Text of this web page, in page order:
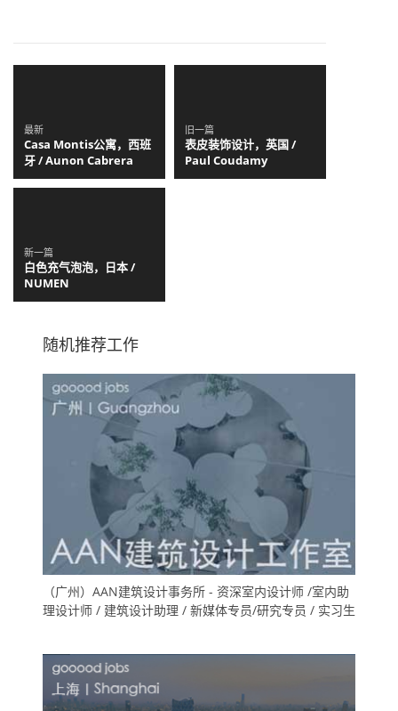
最新
Casa Montis公寓，西班
牙 / Aunon Cabrera
旧一篇
表皮装饰设计，英国 /
Paul Coudamy
新一篇
白色充气泡泡，日本 /
NUMEN
随机推荐工作
（广州）AAN建筑设计事务所 - 资深室内设计师 /室内助
理设计师 / 建筑设计助理 / 新媒体专员/研究专员 / 实习生